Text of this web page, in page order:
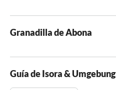
Granadilla de Abona
Guía de Isora & Umgebung